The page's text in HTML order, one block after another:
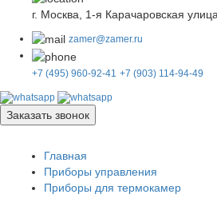
г. Москва, 1-я Карачаровская
zamer@zamer.ru
+7 (495) 960-92-41 +7 (903) 114-94-49
Заказать звонок
Главная
Приборы управления
Приборы для термокамер